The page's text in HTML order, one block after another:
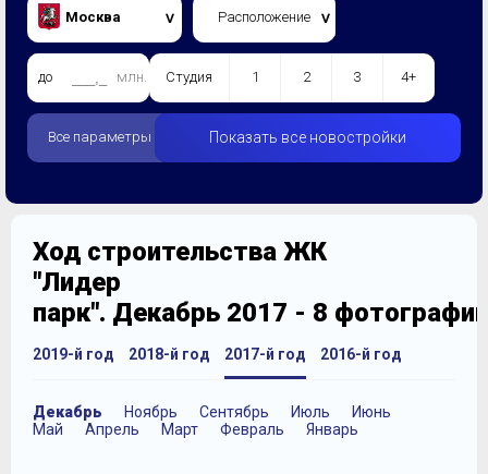
Москва Расположение
до млн. Студия 1 2 3 4+
Все параметры Показать все новостройки
Ход строительства ЖК
"Лидер
парк". Декабрь 2017 - 8 фотографий
2019-й год 2018-й год 2017-й год
Декабрь Ноябрь Сентябрь Июль
Июнь
Май
Апрель Март Февраль Январь
2016-й год